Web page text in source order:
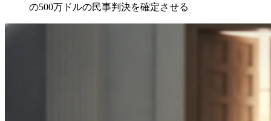
の500万ドルの民事判決を確定させる